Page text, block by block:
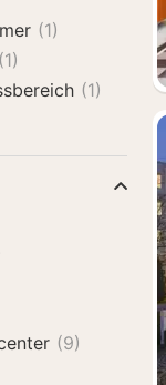
Zimmer (1)
(1)
(1)
(9)